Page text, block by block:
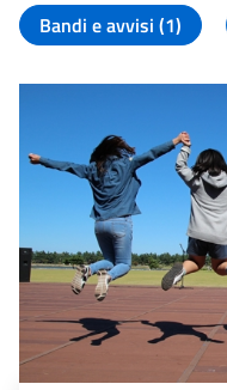
Bandi e avvisi (1)